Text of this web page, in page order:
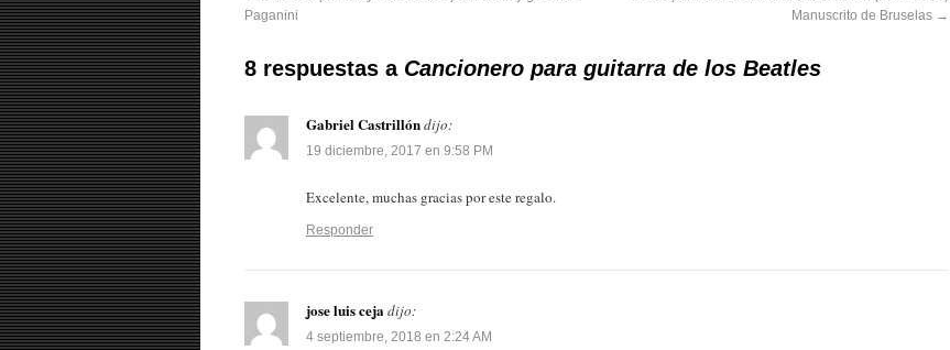
Paganini
Manuscrito de Bruselas →
8 respuestas a Cancionero para guitarra de los Beatles
Gabriel Castrillóndijo:
19 diciembre, 2017 en 9:58 PM
Excelente, muchas gracias por este regalo.
Responder
jose luis cejadijo:
4 septiembre, 2018 en 2:24 AM